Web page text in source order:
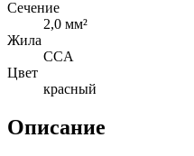
Сечение
2,0 мм²
Жила
CCA
Цвет
красный
Описание